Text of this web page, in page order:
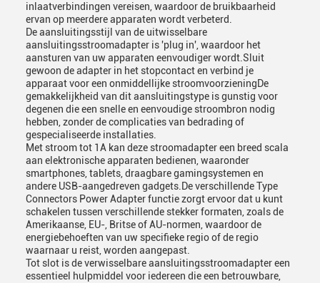
inlaatverbindingen vereisen, waardoor de bruikbaarheid
ervan op meerdere apparaten wordt verbeterd.
De aansluitingsstijl van de uitwisselbare
aansluitingsstroomadapter is 'plug in', waardoor het
aansturen van uw apparaten eenvoudiger wordt.Sluit
gewoon de adapter in het stopcontact en verbind je
apparaat voor een onmiddellijke stroomvoorzieningDe
gemakkelijkheid van dit aansluitingstype is gunstig voor
degenen die een snelle en eenvoudige stroombron nodig
hebben, zonder de complicaties van bedrading of
gespecialiseerde installaties.
Met stroom tot 1A kan deze stroomadapter een breed scala
aan elektronische apparaten bedienen, waaronder
smartphones, tablets, draagbare gamingsystemen en
andere USB-aangedreven gadgets.De verschillende Type
Connectors Power Adapter functie zorgt ervoor dat u kunt
schakelen tussen verschillende stekker formaten, zoals de
Amerikaanse, EU-, Britse of AU-normen, waardoor de
energiebehoeften van uw specifieke regio of de regio
waarnaar u reist, worden aangepast.
Tot slot is de verwisselbare aansluitingsstroomadapter een
essentieel hulpmiddel voor iedereen die een betrouwbare,